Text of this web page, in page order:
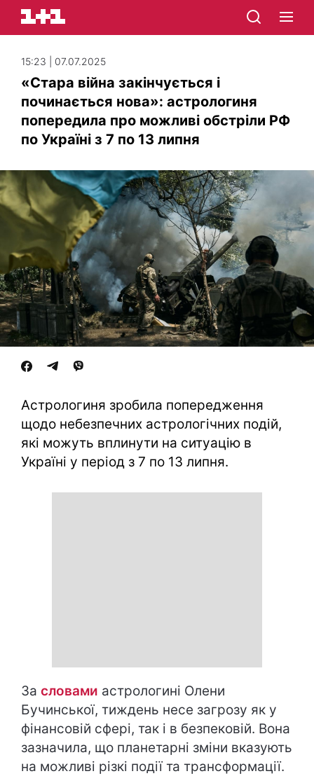
15:23 | 07.07.2025
«Стара війна закінчується і
починається нова»: астрологиня
попередила про можливі обстріли РФ
по Україні з 7 по 13 липня
Астрологиня зробила попередження
щодо небезпечних астрологічних подій,
які можуть вплинути на ситуацію в
Україні у період з 7 по 13 липня.
За словами астрологині Олени
Бучинської, тиждень несе загрозу як у
фінансовій сфері, так і в безпековій. Вона
зазначила, що планетарні зміни вказують
на можливі різкі події та трансформації.